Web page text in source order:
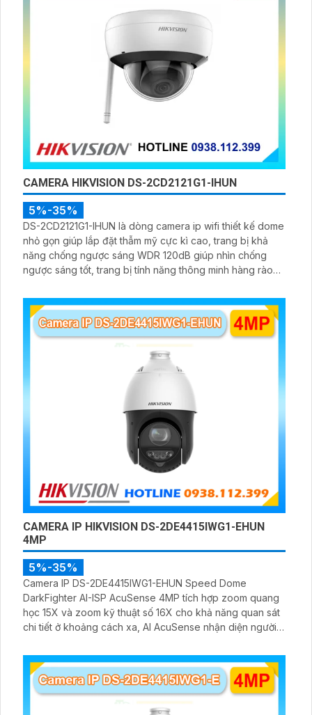
CAMERA HIKVISION DS-2CD2121G1-IHUN
5%-35%
DS-2CD2121G1-IHUN là dòng camera ip wifi thiết kế dome
nhỏ gọn giúp lắp đặt thẫm mỹ cực kì cao, trang bị khả
năng chống ngược sáng WDR 120dB giúp nhìn chống
ngược sáng tốt, trang bị tính năng thông minh hàng rào
30m
CAMERA IP HIKVISION DS-2DE4415IWG1-EHUN
4MP
5%-35%
Camera IP DS-2DE4415IWG1-EHUN Speed Dome
DarkFighter AI-ISP AcuSense 4MP tích hợp zoom quang
học 15X và zoom kỹ thuật số 16X cho khả năng quan sát
chi tiết ở khoảng cách xa, AI AcuSense nhận diện người